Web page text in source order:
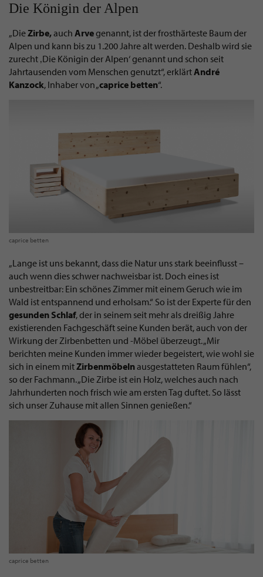
Die Königin der Alpen
„DieZirbe,auch Arvegenannt, ist der frosthärteste Baum der
Alpen und kann bis zu 1.200 Jahre alt werden. Deshalb wird sie
zurecht ‚Die Königin der Alpen‘ genannt und schon seit
Jahrtausenden vom Menschen genutzt“, erklärtAndré
Kanzock, Inhaber von „caprice betten“.
caprice betten
„Lange ist uns bekannt, dass die Natur uns stark beeinflusst –
auch wenn dies schwer nachweisbar ist. Doch eines ist
unbestreitbar: Ein schönes Zimmer mit einem Geruch wie im
Wald ist entspannend und erholsam.“ So ist der Experte für den
gesunden Schlaf, der in seinem seit mehr als dreißig Jahre
existierenden Fachgeschäft seine Kunden berät, auch von der
Wirkung der Zirbenbetten und -Möbel überzeugt. „Mir
berichten meine Kunden immer wieder begeistert, wie wohl sie
sich in einem mitZirbenmöbelnausgestatteten Raum fühlen“,
so der Fachmann. „Die Zirbe ist ein Holz, welches auch nach
Jahrhunderten noch frisch wie am ersten Tag duftet. So lässt
sich unser Zuhause mit allen Sinnen genießen.“
caprice betten